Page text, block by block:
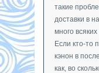
такие
доставки в
много
Если кто-то
кэнон в
как, во